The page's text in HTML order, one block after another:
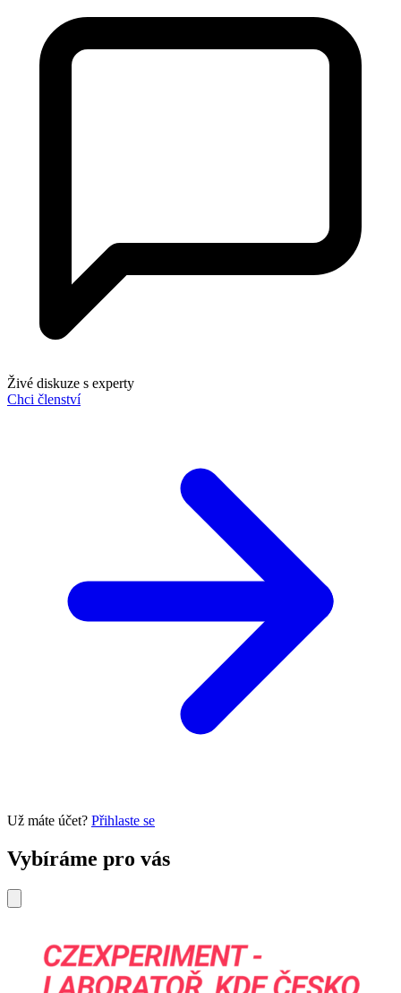
Živé diskuze s experty
Chci členství
Už máte účet? Přihlaste se
Vybíráme pro vás